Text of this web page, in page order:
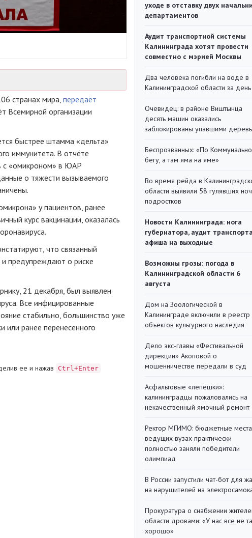
странах мира, передаёт
Всемирной организации
быстрее штамма «дельта»
иммунитета. В отчёте
с «омикроном» в ЮАР
о тяжести вызываемого
у пациентов, ранее
курс вакцинации, оказалась
что связанный
и предупреждают о риске
21 декабря, был выявлен
Все инфицированные
стабильно, большинство уже
или ранее перенесенного
ее и нажав Ctrl+Enter
уходе в отставку двух
департаментов
Аудит транспортной системы
Калининграда хотят провести
совместно с мэрией Москвы
Два человека погибли на воде в
Калининградской области за день
Очевидец: в районе Виштынца
десять машин оказались
заблокированы упавшими
Беспрозванных: «По
бегу, а там яма на яме»
Во время рейда в
области выявили 58 гулявших
подростков
Новости Калининграда: нога
губернатора, аудит
афиша на выходные
Возможны грозы: погода в
Калининградской области 6
августа
Дом на Зоологической в
Калининграде включили в реестр
объектов культурного наследия
Дело экс-главы «Фестивальной
дирекции» Акоповой о
мошенничестве передали в суд
Асфальтовые «лепешки»:
калининградцы пожаловались на
некачественный ямочный ремонт
Ректор МГИМО: бюджетные
ведущих вузах практически
полностью заняли победители
олимпиад
В России запустили чат-бот для
на нарушителей на
Прокуратура о снабжении
области дровами: «У нас все не
хорошо»